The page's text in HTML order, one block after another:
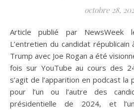
octobre 28,
Article publié par NewsWeek le 26 octobre 2024
L’entretien du candidat
Trump avec Joe Rogan a été
fois sur YouTube au cours des
s’agit de l’apparition en podcast
pour l’un ou l’autre des
présidentielle de 2024, et